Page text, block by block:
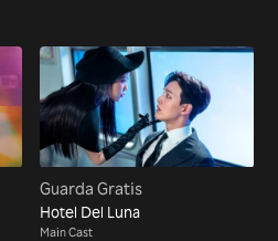
Guarda Gratis
Hotel Del Luna
Main Cast